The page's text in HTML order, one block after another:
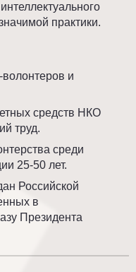
практики.
и
средств НКО
труд.
среди
25-50 лет.
Российской
в
Президента